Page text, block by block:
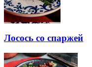
Лосось со спаржей